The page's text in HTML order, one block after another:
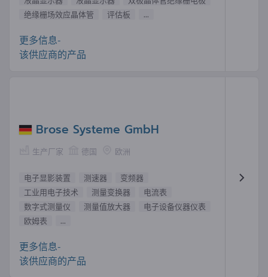
绝缘栅场效应晶体管
评估板 ...
更多信息-
该供应商的产品
Brose Systeme GmbH
生产厂家 德国 欧洲
电子显影装置 测速器
变频器
工业用电子技术
测量变换器
电流表
数字式测量仪
测量值放大器
电子设备仪器仪表
欧姆表
...
更多信息-
该供应商的产品